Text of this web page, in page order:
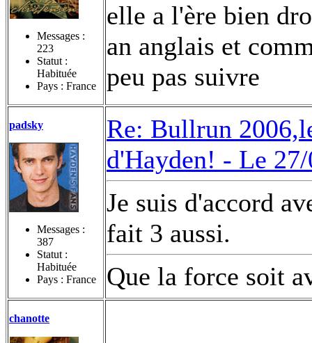
Messages :
223
Statut :
Habituée
Pays : France
elle a l'ère bien
an anglais et
peu pas suivre
padsky
Messages :
387
Statut :
Habituée
Pays : France
Re: Bullrun
d'Hayden! - Le
Je suis d'accord
fait 3 aussi.
Que la force soit
chanotte